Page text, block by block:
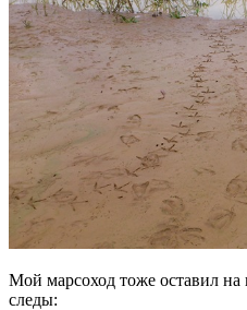
Мой марсоход тоже оставил на
следы: